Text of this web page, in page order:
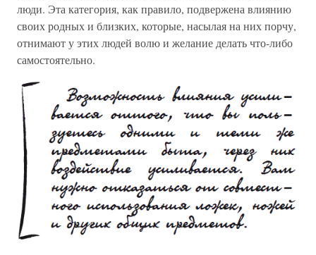
люди. Эта категория, как правило, подвержена влиянию
своих родных и близких, которые, насылая на них порчу,
отнимают у этих людей волю и желание делать что-либо
самостоятельно.